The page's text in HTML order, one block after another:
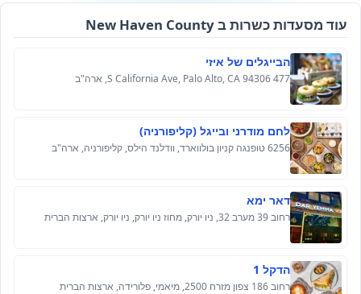
עוד מסעדות כשרות ב New Haven County
הבייגלים של איזי
477 S California Ave, Palo Alto, CA 94306, ארה"ב
לחם מודרני ובייגל (קליפורניה)
6256 טופנגה קניון בולווארד, וודלנד הילס, קליפורניה, ארה"ב
דאר ימא
רחוב 39 מערב 32, ניו יורק, מחוז ניו יורק, ניו יורק, ארצות הברית
הדקל 1
רחוב 186 צפון מזרח 2500, מיאמי, פלורידה, ארצות הברית